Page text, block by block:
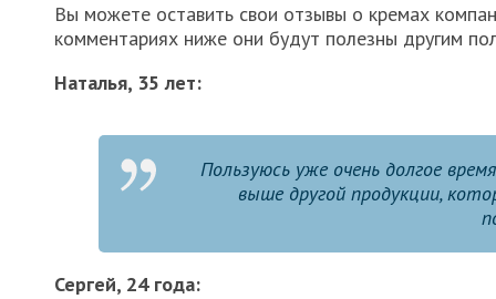
Вы можете оставить свои отзывы о кремах
комментариях ниже они будут полезны другим
Наталья, 35 лет:
Пользуюсь уже очень долгое
выше другой продукции,
Сергей, 24 года: